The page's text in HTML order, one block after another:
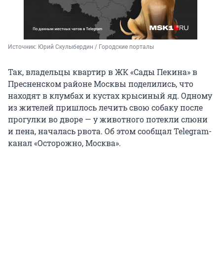
Источник: Юрий Скулыбердин / Городские порталы
Так, владельцы квартир в ЖК «Сады Пекина» в
Пресненском районе Москвы поделились, что
находят в клумбах и кустах крысиный яд. Одному
из жителей пришлось лечить свою собаку после
прогулки во дворе — у животного потекли слюни
и пена, началась рвота. Об этом сообщал Telegram-
канал «Осторожно, Москва».